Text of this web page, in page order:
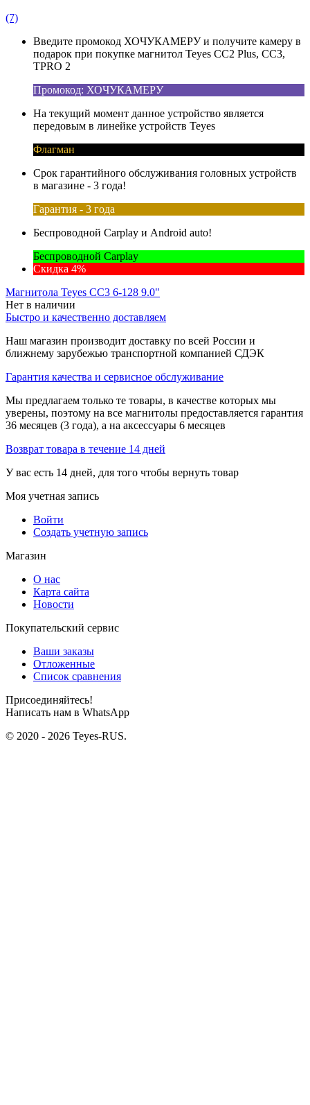
(7)
Введите промокод ХОЧУКАМЕРУ и получите камеру в
подарок при покупке магнитол Teyes CC2 Plus, CC3,
TPRO 2
Промокод: ХОЧУКАМЕРУ
На текущий момент данное устройство является
передовым в линейке устройств Teyes
Флагман
Срок гарантийного обслуживания головных устройств
в магазине - 3 года!
Гарантия - 3 года
Беспроводной Carplay и Android auto!
Беспроводной Carplay
Скидка 4%
Магнитола Teyes CC3 6-128 9.0"
Нет в наличии
Быстро и качественно доставляем
Наш магазин производит доставку по всей России и
ближнему зарубежью транспортной компанией СДЭК
Гарантия качества и сервисное обслуживание
Мы предлагаем только те товары, в качестве которых мы
уверены, поэтому на все магнитолы предоставляется гарантия
36 месяцев (3 года), а на аксессуары 6 месяцев
Возврат товара в течение 14 дней
У вас есть 14 дней, для того чтобы вернуть товар
Моя учетная запись
Войти
Создать учетную запись
Магазин
О нас
Карта сайта
Новости
Покупательский сервис
Ваши заказы
Отложенные
Список сравнения
Присоединяйтесь!
Написать нам в WhatsApp
© 2020 - 2026 Teyes-RUS.